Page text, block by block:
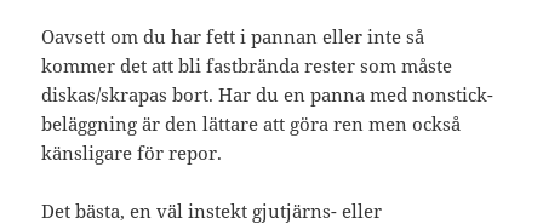
Oavsett om du har fett i pannan eller inte så
kommer det att bli fastbrända rester som måste
diskas/skrapas bort. Har du en panna med nonstick-
beläggning är den lättare att göra ren men också
känsligare för repor.
Det bästa, en väl instekt gjutjärns- eller